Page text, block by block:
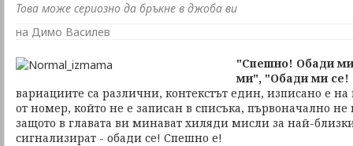
Това може сериозно да бръкне в джоба ви
на Димо Василев
"Спешно! Обади
ми", "Обади ми
вариациите са различни, контекстът един, изписано е
от номер, който не е записан в списъка, първоначално
защото в главата ви минават хиляди мисли за най-
сигнализират - обади се! Спешно е!